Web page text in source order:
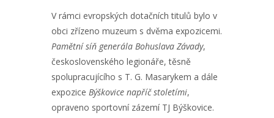
V rámci evropských dotačních titulů bylo v
obci zřízeno muzeum s dvěma expozicemi.
Pamětní síň generála Bohuslava Závady,
československého legionáře, těsně
spolupracujícího s T. G. Masarykem a dále
expozice Býškovice napříč stoletími,
opraveno sportovní zázemí TJ Býškovice.